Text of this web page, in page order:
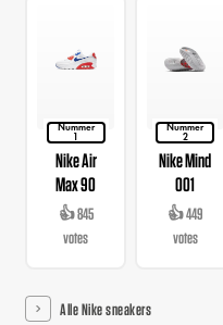
Nummer
1
Nike Air
Max 90
👍 845
votes
Nummer
2
Nike Mind
001
👍 449
votes
Alle Nike sneakers